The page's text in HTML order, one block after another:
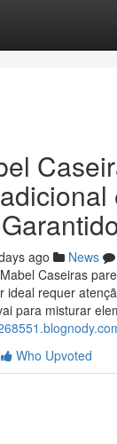
ago News
Caseiras
ideal requer
para misturar
Who Upvoted